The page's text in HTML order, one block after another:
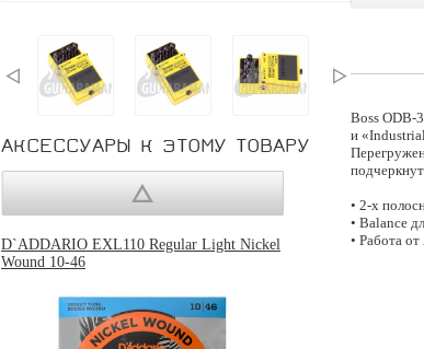
АКСЕССУАРЫ К ЭТОМУ ТОВАРУ
D`ADDARIO EXL110 Regular Light Nickel
Wound 10-46
Boss ODB-
и
• 2-х
• Balance
• Работа